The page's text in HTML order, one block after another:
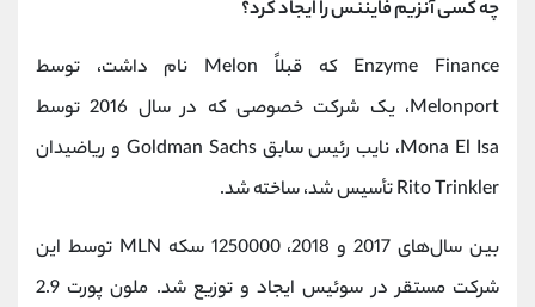
چه کسی آنزیم فایننس را ایجاد کرد؟
Enzyme Finance که قبلاً Melon نام داشت، توسط
Melonport، یک شرکت خصوصی که در سال 2016 توسط
Mona El Isa، نایب رئیس سابق Goldman Sachs و ریاضیدان
Rito Trinkler تأسیس شد، ساخته شد.
بین سال‌های 2017 و 2018، 1250000 سکه MLN توسط این
شرکت مستقر در سوئیس ایجاد و توزیع شد. ملون پورت 2.9